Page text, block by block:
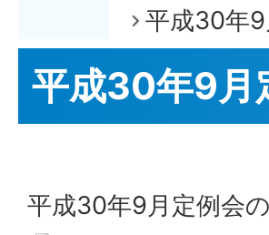
平成30年
平成30年9月
平成30年9月定例会